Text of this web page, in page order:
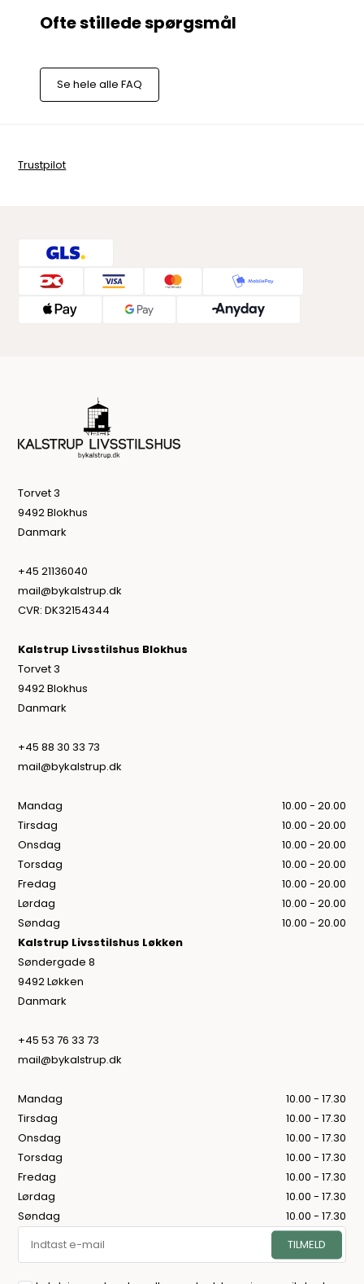
Se hele alle FAQ
Trustpilot
Torvet 3
9492 Blokhus
Danmark
+45 21136040
mail@bykalstrup.dk
CVR: DK32154344
Kalstrup Livsstilshus Blokhus
Torvet 3
9492 Blokhus
Danmark
+45 88 30 33 73
mail@bykalstrup.dk
Mandag
10.00 - 20.00
Tirsdag
10.00 - 20.00
Onsdag
10.00 - 20.00
Torsdag
10.00 - 20.00
Fredag
10.00 - 20.00
Lørdag
10.00 - 20.00
Søndag
10.00 - 20.00
Kalstrup Livsstilshus Løkken
Søndergade 8
9492 Løkken
Danmark
+45 53 76 33 73
mail@bykalstrup.dk
Mandag
10.00 - 17.30
Tirsdag
10.00 - 17.30
Onsdag
10.00 - 17.30
Torsdag
10.00 - 17.30
Fredag
10.00 - 17.30
Lørdag
10.00 - 17.30
Søndag
10.00 - 17.30